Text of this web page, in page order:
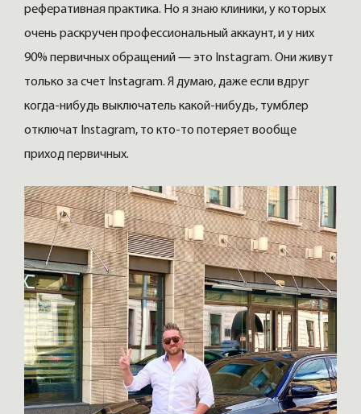
реферативная практика. Но я знаю клиники, у которых
очень раскручен профессиональный аккаунт, и у них
90% первичных обращений — это Instagram. Они живут
только за счет Instagram. Я думаю, даже если вдруг
когда-нибудь выключатель какой-нибудь, тумблер
отключат Instagram, то кто-то потеряет вообще
приход первичных.